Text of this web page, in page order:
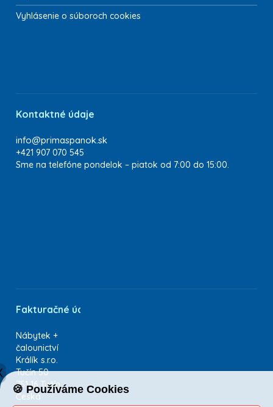
Vyhlásenie o súboroch cookies
Kontaktné údaje
info@primaspanok.sk
+421 907 070 545
Sme na telefóne pondelok – piatok od 7:00 do 15:00.
Fakturačné údaje
Nábytek +
čalounictví
Králík s.r.o.
Tučín 50
751 16 Tučín
Česká
🍪 Používáme Cookies